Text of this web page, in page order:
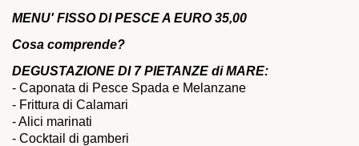
MENU' FISSO DI PESCE A EURO 35,00
Cosa comprende?
DEGUSTAZIONE DI 7 PIETANZE di MARE:
- Caponata di Pesce Spada e Melanzane
- Frittura di Calamari
- Alici marinati
- Cocktail di gamberi